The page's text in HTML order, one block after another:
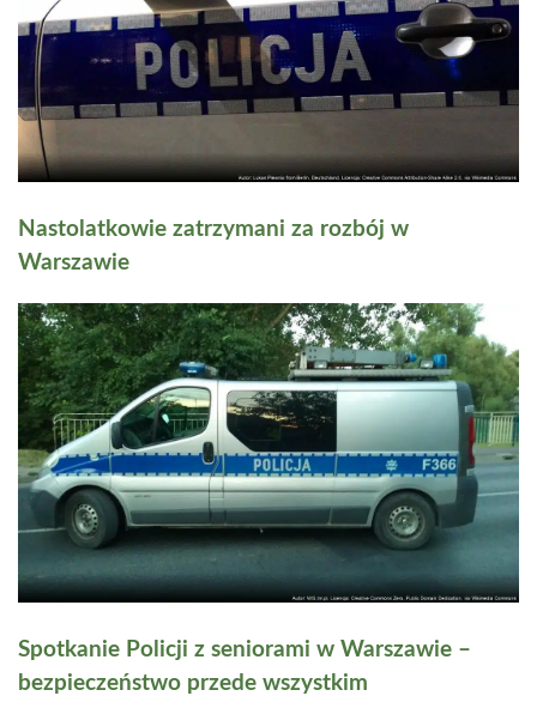
Nastolatkowie zatrzymani za rozbój w
Warszawie
Spotkanie Policji z seniorami w Warszawie –
bezpieczeństwo przede wszystkim